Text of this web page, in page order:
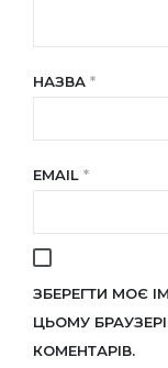
НАЗВА *
EMAIL *
ЗБЕРЕГТИ МОЄ
ЦЬОМУ
КОМЕНТАРІВ.